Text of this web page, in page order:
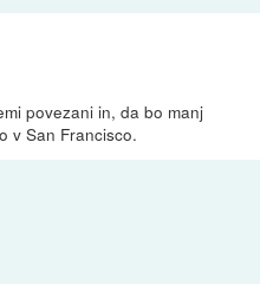
povezani in, da bo manj
v San Francisco.